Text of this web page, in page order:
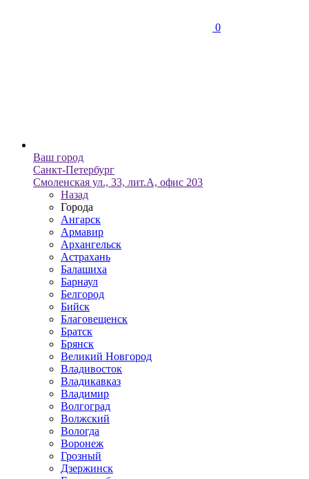
0
Ваш город
Санкт-Петербург
Смоленская ул., 33, лит.А, офис 203
Назад
Города
Ангарск
Армавир
Архангельск
Астрахань
Балашиха
Барнаул
Белгород
Бийск
Благовещенск
Братск
Брянск
Великий Новгород
Владивосток
Владикавказ
Владимир
Волгоград
Волжский
Вологда
Воронеж
Грозный
Дзержинск